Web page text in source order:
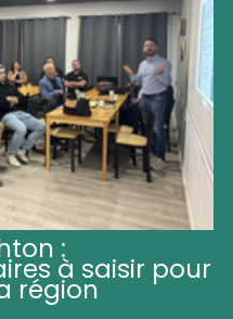
:
à saisir pour
région